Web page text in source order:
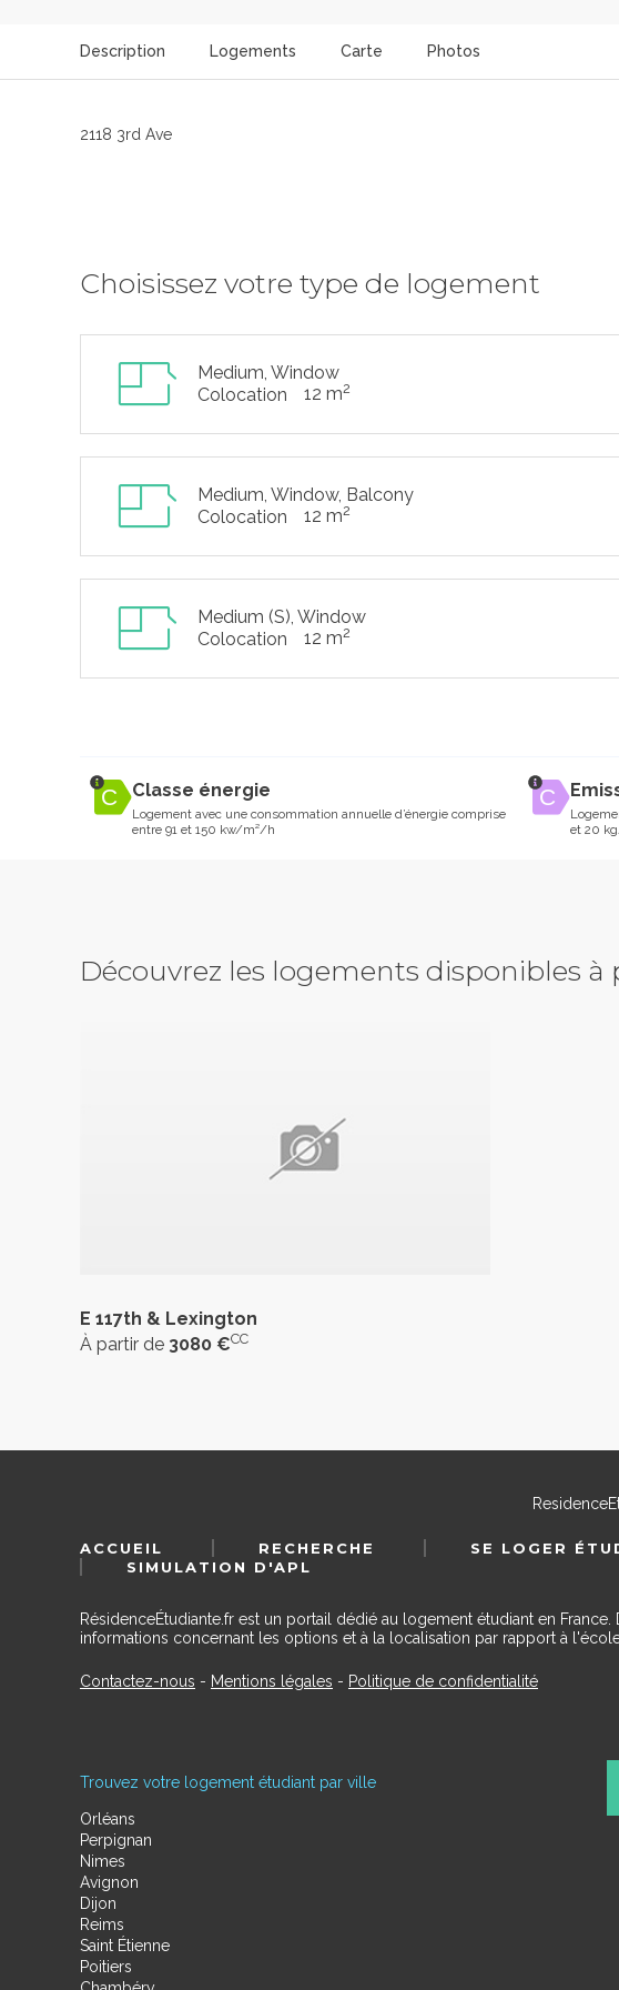
Description Logements Carte Photos
2118 3rd Ave
Choisissez votre type de logement
Medium, Window
Colocation
12 m2
Medium, Window, Balcony
Colocation
12 m2
Medium (S), Window
Colocation
12 m2
Classe énergie
Logement avec une consommation annuelle d’énergie comprise
entre 91 et 150 kw/m²/h
et 20
Découvrez les logements disponibles à
E 117th & Lexington
À partir de 3080 €CC
ACCUEIL RECHERCHE SE LOGER
SIMULATION D'APL
RésidenceÉtudiante.fr est un portail dédié au logement étudiant en
informations concernant les options et à la localisation par rapport à
Contactez-nous - Mentions légales - Politique de confidentialité
Trouvez votre logement étudiant par ville
Orléans
Perpignan
Nimes
Avignon
Dijon
Reims
Saint Étienne
Poitiers